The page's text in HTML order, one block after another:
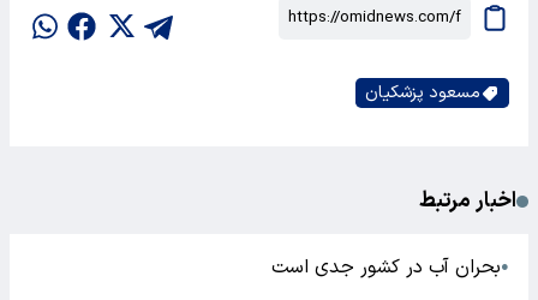
مسعود پزشکیان
اخبار مرتبط
●بحران آب در کشور جدی است